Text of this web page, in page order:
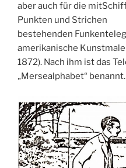
aber auch für die
Punkten und Strichen
bestehenden
amerikanische
1872). Nach ihm ist das
„Mersealphabet“ benannt.